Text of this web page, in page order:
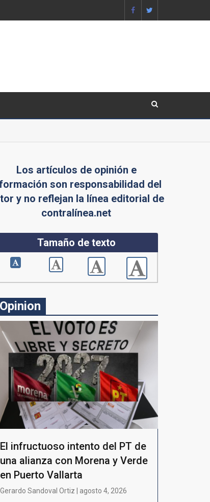
Los artículos de opinión e
son responsabilidad del
y no reflejan la línea editorial de
contralínea.net
Tamaño de texto
Opinion
El infructuoso intento del PT de
una alianza con Morena y Verde
en Puerto Vallarta
Gerardo Sandoval Ortiz | agosto 4, 2026